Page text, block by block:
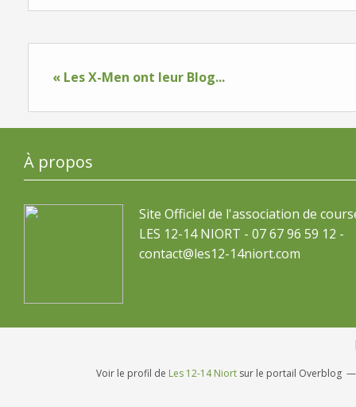
« Les X-Men ont leur Blog...
À propos
Site Officiel de l'association de
LES 12-14 NIORT - 07 67 96 59 12 -
contact@les12-14niort.com
Voir le profil de Les 12-14 Niort sur le portail Overblog